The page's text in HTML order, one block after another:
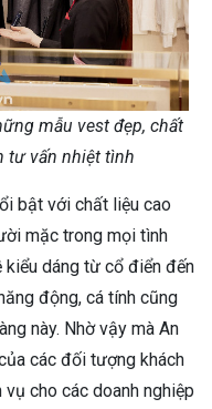
mẫu vest đẹp, chất
tư vấn nhiệt tình
bật với chất liệu cao
mặc trong mọi tình
kiểu dáng từ cổ điển đến
động, cá tính cũng
này. Nhờ vậy mà An
các đối tượng khách
cho các doanh nghiệp